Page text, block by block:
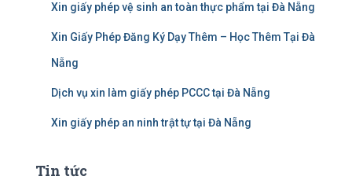
Xin giấy phép vệ sinh an toàn thực phẩm tại Đà Nẵng
Xin Giấy Phép Đăng Ký Dạy Thêm – Học Thêm Tại Đà
Nẵng
Dịch vụ xin làm giấy phép PCCC tại Đà Nẵng
Xin giấy phép an ninh trật tự tại Đà Nẵng
Tin tức